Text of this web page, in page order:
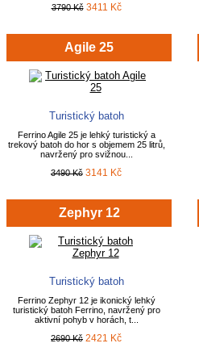
3790 Kč 3411 Kč
Agile 25
Turistický batoh
Ferrino Agile 25 je lehký turistický a
trekový batoh do hor s objemem 25 litrů,
navržený pro svižnou...
3490 Kč 3141 Kč
Zephyr 12
Turistický batoh
Ferrino Zephyr 12 je ikonický lehký
turistický batoh Ferrino, navržený pro
aktivní pohyb v horách, t...
2690 Kč 2421 Kč